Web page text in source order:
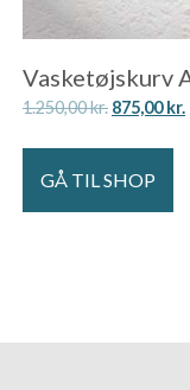
Vasketøjskurv
1.250,00kr. 875,00kr.
GÅ TIL SHOP